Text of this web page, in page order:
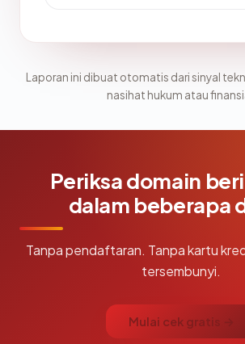
Laporan ini dibuat otomatis dari sinyal
nasihat hukum atau
Periksa domain
dalam beberapa
Tanpa pendaftaran. Tanpa kartu
tersembunyi.
Mulai cek gratis →